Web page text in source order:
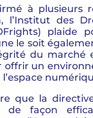
à plusieurs
l’Institut des
plaide
le soit
du marché
offrir un
que la
de façon